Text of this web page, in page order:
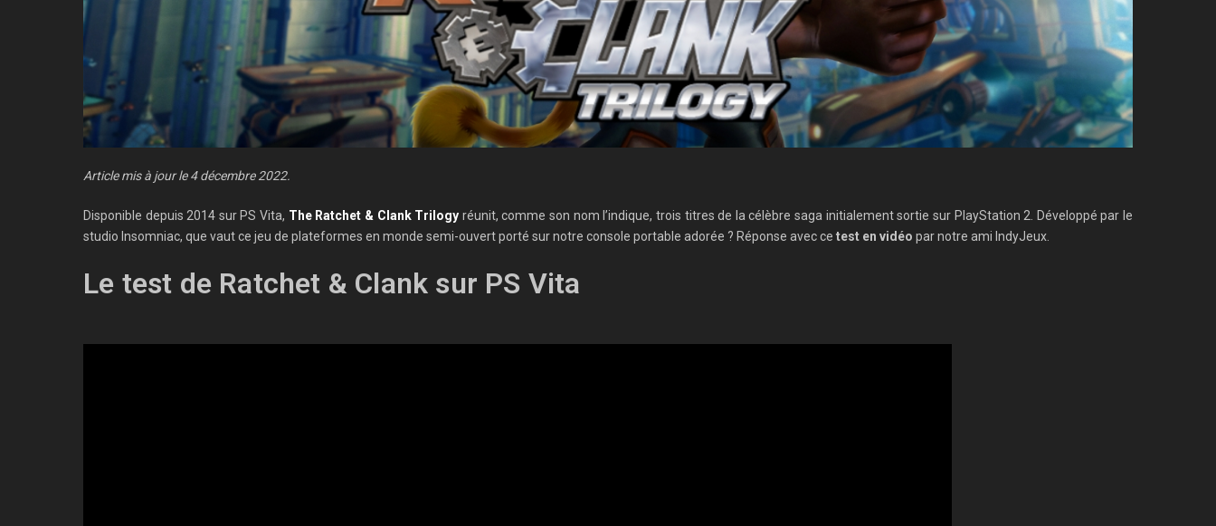
Article mis à jour le 4 décembre 2022.
Disponible depuis 2014 sur PS Vita, The Ratchet & Clank Trilogy réunit, comme son nom l’indique, trois titres de la célèbre saga initialement sortie sur PlayStation 2. Développé par le
studio Insomniac, que vaut ce jeu de plateformes en monde semi-ouvert porté sur notre console portable adorée ? Réponse avec ce test en vidéo par notre ami IndyJeux.
Le test de Ratchet & Clank sur PS Vita